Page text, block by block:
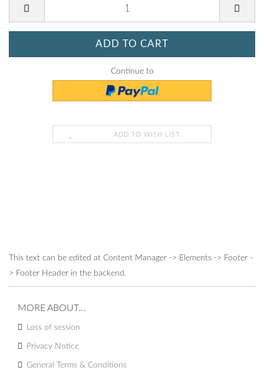
Continue to
ADD TO WISH LIST
This text can be edited at Content Manager -> Elements -> Footer -
> Footer Header in the backend.
MORE ABOUT...
Loss of session
Privacy Notice
General Terms & Conditions